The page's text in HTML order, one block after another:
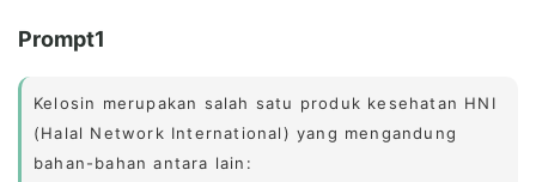
Prompt1
Kelosin merupakan salah satu produk kesehatan HNI
(Halal Network International) yang mengandung
bahan-bahan antara lain: